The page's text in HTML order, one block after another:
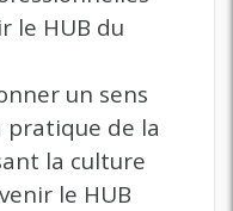
le HUB du
un sens
pratique de la
la culture
le HUB